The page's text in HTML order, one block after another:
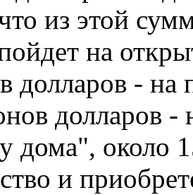
из этой
на
долларов - на
долларов -
дома", около
и